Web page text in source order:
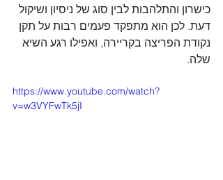
כישרון והתלהבות לבין סוג של ניסיון ושיקול
דעת. לכן הוא מתפקד פעמים רבות על תקן
נקודת הפריצה בקריירה, ואפילו רגע השיא
שלה.
https://www.youtube.com/watch?
v=w3VYFwTk5jI